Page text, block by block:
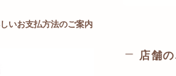
いお支払方法のご案内
店舗